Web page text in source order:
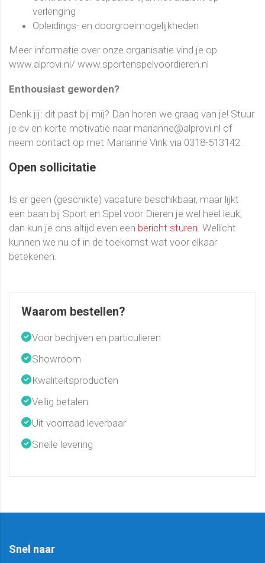
verlenging
Opleidings- en doorgroeimogelijkheden
Meer informatie over onze organisatie vind je op
www.alprovi.nl/ www.sportenspelvoordieren.nl
Enthousiast geworden?
Denk jij: dit past bij mij? Dan horen we graag van je! Stuur
je cv en korte motivatie naar marianne@alprovi.nl of
neem contact op met Marianne Vink via 0318-513142.
Open sollicitatie
Is er geen (geschikte) vacature beschikbaar, maar lijkt
een baan bij Sport en Spel voor Dieren je wel heel leuk,
dan kun je ons altijd even een bericht sturen. Wellicht
kunnen we nu of in de toekomst wat voor elkaar
betekenen.
Waarom bestellen?
Voor bedrijven en particulieren
Showroom
Kwaliteitsproducten
Veilig betalen
Uit voorraad leverbaar
Snelle levering
Snel naar